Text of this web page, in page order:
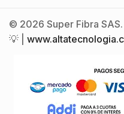
© 2026 Super Fibra
💡 |